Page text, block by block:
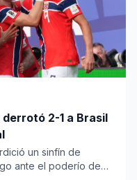
2-1 a Brasil
un sinfín de
ante el poderío de